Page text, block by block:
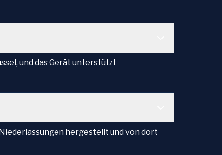
und das Gerät unterstützt
hergestellt und von dort